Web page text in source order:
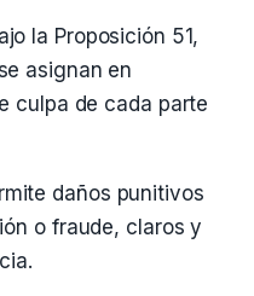
la Proposición 51,
asignan en
culpa de cada parte
daños punitivos
o fraude, claros y